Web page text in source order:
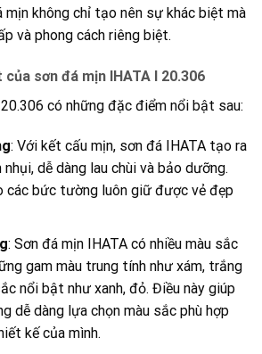
mịn không chỉ tạo nên sự khác biệt mà
và phong cách riêng biệt.
sơn đá mịn IHATA I 20.306
có những đặc điểm nổi bật sau:
: Với kết cấu mịn, sơn đá IHATA tạo ra
dễ dàng lau chùi và bảo dưỡng.
các bức tường luôn giữ được vẻ đẹp
: Sơn đá mịn IHATA có nhiều màu sắc
gam màu trung tính như xám, trắng
nổi bật như xanh, đỏ. Điều này giúp
dễ dàng lựa chọn màu sắc phù hợp
kế của mình.